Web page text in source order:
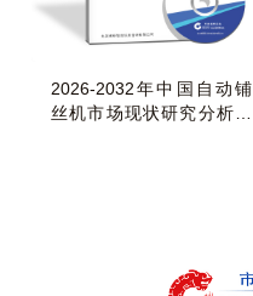
2026-2032年中国自动铺
丝机市场现状研究分析与